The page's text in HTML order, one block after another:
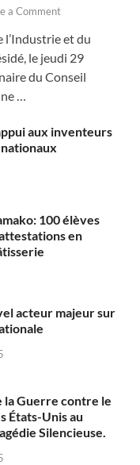
a Comment
l’Industrie et du
le jeudi 29
du Conseil
…
aux inventeurs
100 élèves
en
acteur majeur sur
la Guerre contre le
États-Unis au
Silencieuse.